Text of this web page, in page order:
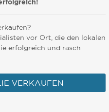
vor Ort, die den lokalen
erfolgreich und rasch
VERKAUFEN